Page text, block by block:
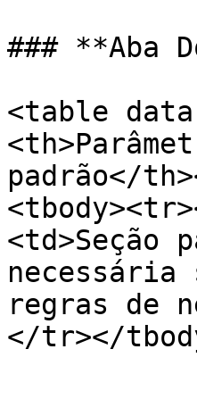
### **Aba
<table
padrão</
<td>Seção
necessária
regras de
</tr></